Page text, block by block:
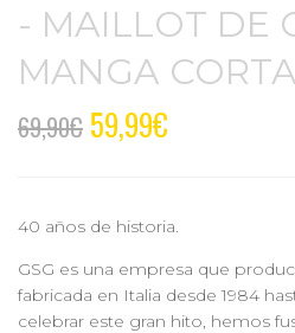
- MAILLOT DE
MANGA CORTA
69,90€ 59,99€
40 años de historia.
GSG es una empresa que
fabricada en Italia desde 1984
celebrar este gran hito, hemos